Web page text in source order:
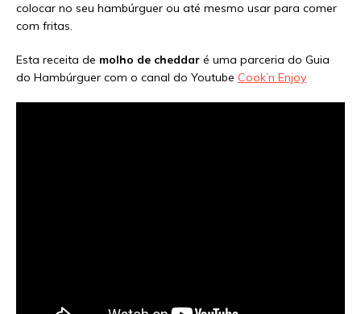
colocar no seu hambúrguer ou até mesmo usar para comer
com fritas.
Esta receita de molho de cheddar é uma parceria do Guia
do Hambúrguer com o canal do Youtube Cook’n Enjoy